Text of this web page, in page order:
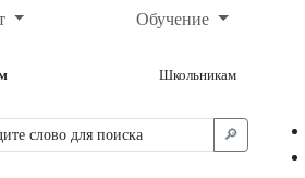
Обучение
Школьникам
🔎︎